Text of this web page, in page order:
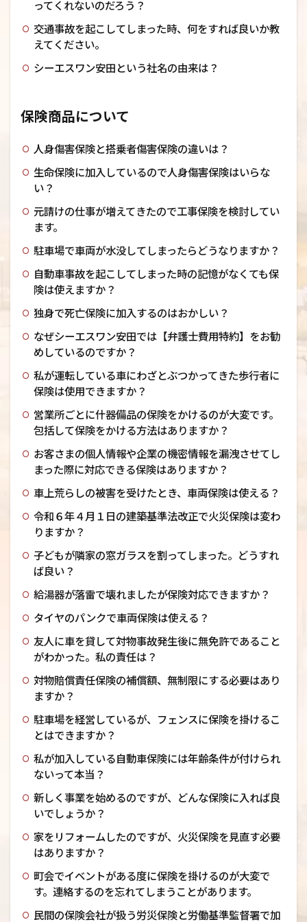
ってくれないのだろう？
交通事故を起こしてしまった時、何をすれば良いか教
えてください。
シーエスワン安田という社名の由来は？
保険商品について
人身傷害保険と搭乗者傷害保険の違いは？
生命保険に加入しているので人身傷害保険はいらな
い？
元請けの仕事が増えてきたので工事保険を検討してい
ます。
駐車場で車両が水没してしまったらどうなりますか？
自動車事故を起こしてしまった時の記憶がなくても保
険は使えますか？
独身で死亡保険に加入するのはおかしい？
なぜシーエスワン安田では【弁護士費用特約】をお勧
めしているのですか？
私が運転している車にわざとぶつかってきた歩行者に
保険は使用できますか？
営業所ごとに什器備品の保険をかけるのが大変です。
包括して保険をかける方法はありますか？
お客さまの個人情報や企業の機密情報を漏洩させてし
まった際に対応できる保険はありますか？
車上荒らしの被害を受けたとき、車両保険は使える？
令和６年４月１日の建築基準法改正で火災保険は変わ
りますか？
子どもが隣家の窓ガラスを割ってしまった。どうすれ
ば良い？
給湯器が落雷で壊れましたが保険対応できますか？
タイヤのパンクで車両保険は使える？
友人に車を貸して対物事故発生後に無免許であること
がわかった。私の責任は？
対物賠償責任保険の補償額、無制限にする必要はあり
ますか？
駐車場を経営しているが、フェンスに保険を掛けるこ
とはできますか？
私が加入している自動車保険には年齢条件が付けられ
ないって本当？
新しく事業を始めるのですが、どんな保険に入れば良
いでしょうか？
家をリフォームしたのですが、火災保険を見直す必要
はありますか？
町会でイベントがある度に保険を掛けるのが大変で
す。連絡するのを忘れてしまうことがあります。
民間の保険会社が扱う労災保険と労働基準監督署で加